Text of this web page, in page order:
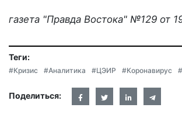
газета "Правда Востока" №129 от
Теги:
#Кризис #Аналитика #ЦЭИР #Коронавирус
Поделиться: